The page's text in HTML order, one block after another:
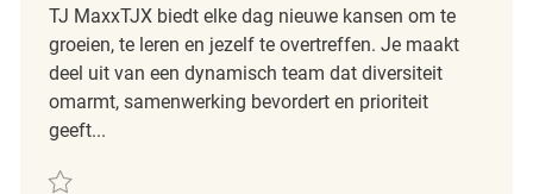
TJ MaxxTJX biedt elke dag nieuwe kansen om te
groeien, te leren en jezelf te overtreffen. Je maakt
deel uit van een dynamisch team dat diversiteit
omarmt, samenwerking bevordert en prioriteit
geeft...
Redden Merchandising Associate REQ113883